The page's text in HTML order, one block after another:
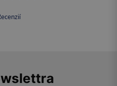
recenzií